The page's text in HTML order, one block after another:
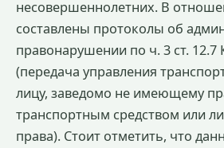
несовершеннолетних. В
составлены протоколы об
правонарушении по ч. 3 ст.
(передача управления
лицу, заведомо не имеющему
транспортным средством или
права). Стоит отметить, что